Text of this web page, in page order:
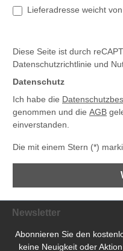
Lieferadresse weicht
Diese Seite ist durch
Datenschutzrichtlinie und
Datenschutz
Ich habe die
genommen und die AGB
einverstanden.
Die mit einem Stern (*)
Newsletter
Abonnieren Sie den
keine Neuigkeit oder